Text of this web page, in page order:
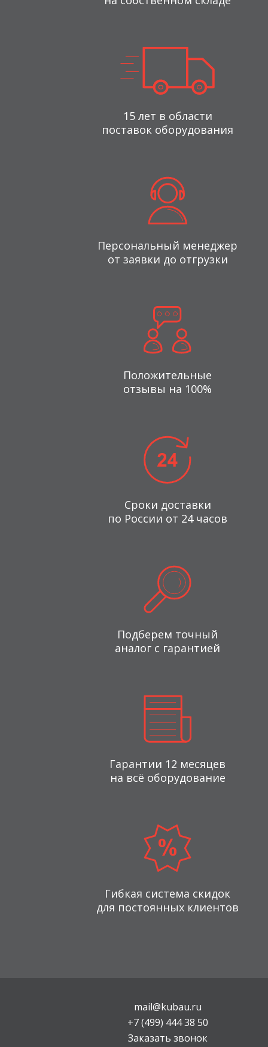
15 лет в области
поставок оборудования
Персональный менеджер
от заявки до отгрузки
Положительные
отзывы на 100%
Сроки доставки
по России от 24 часов
Подберем точный
аналог с гарантией
Гарантии 12 месяцев
на всё оборудование
Гибкая система скидок
для постоянных клиентов
mail@kubau.ru
+7 (499) 444 38 50
Заказать звонок